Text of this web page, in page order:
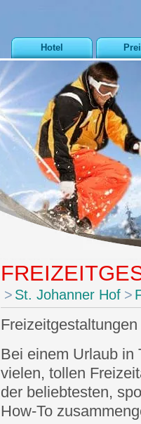
Hotel
> St. Johanner Hof >
Bei einem Urlaub in
vielen, tollen
der beliebtesten,
How-To